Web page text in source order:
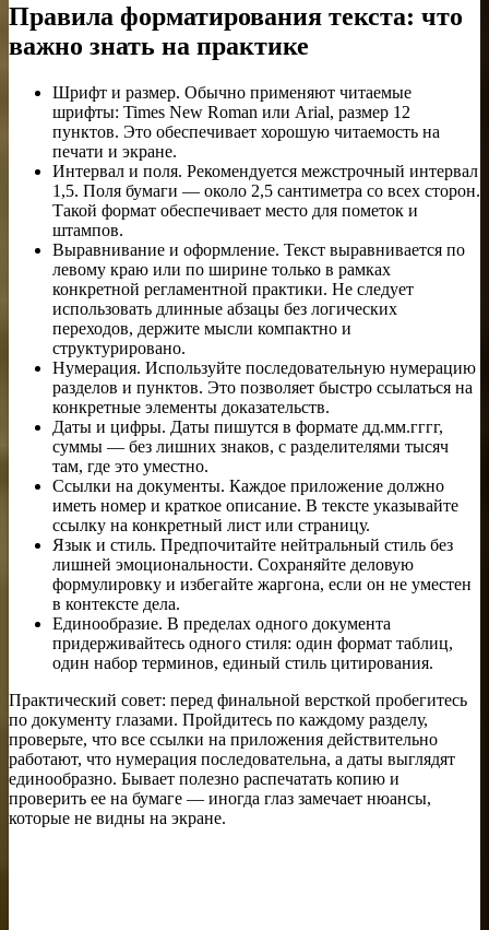
Правила форматирования текста: что
важно знать на практике
Шрифт и размер. Обычно применяют читаемые
шрифты: Times New Roman или Arial, размер 12
пунктов. Это обеспечивает хорошую читаемость на
печати и экране.
Интервал и поля. Рекомендуется межстрочный интервал
1,5. Поля бумаги — около 2,5 сантиметра со всех сторон.
Такой формат обеспечивает место для пометок и
штампов.
Выравнивание и оформление. Текст выравнивается по
левому краю или по ширине только в рамках
конкретной регламентной практики. Не следует
использовать длинные абзацы без логических
переходов, держите мысли компактно и
структурировано.
Нумерация. Используйте последовательную нумерацию
разделов и пунктов. Это позволяет быстро ссылаться на
конкретные элементы доказательств.
Даты и цифры. Даты пишутся в формате дд.мм.гггг,
суммы — без лишних знаков, с разделителями тысяч
там, где это уместно.
Ссылки на документы. Каждое приложение должно
иметь номер и краткое описание. В тексте указывайте
ссылку на конкретный лист или страницу.
Язык и стиль. Предпочитайте нейтральный стиль без
лишней эмоциональности. Сохраняйте деловую
формулировку и избегайте жаргона, если он не уместен
в контексте дела.
Единообразие. В пределах одного документа
придерживайтесь одного стиля: один формат таблиц,
один набор терминов, единый стиль цитирования.
Практический совет: перед финальной версткой пробегитесь
по документу глазами. Пройдитесь по каждому разделу,
проверьте, что все ссылки на приложения действительно
работают, что нумерация последовательна, а даты выглядят
единообразно. Бывает полезно распечатать копию и
проверить ее на бумаге — иногда глаз замечает нюансы,
которые не видны на экране.